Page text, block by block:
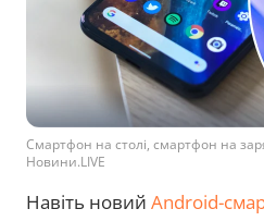
Смартфон на столі, смартфон на
Новини.LIVE
Навіть новий Android-